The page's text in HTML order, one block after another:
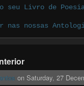
seu Livro de
nas nossas
on Saturday, 27